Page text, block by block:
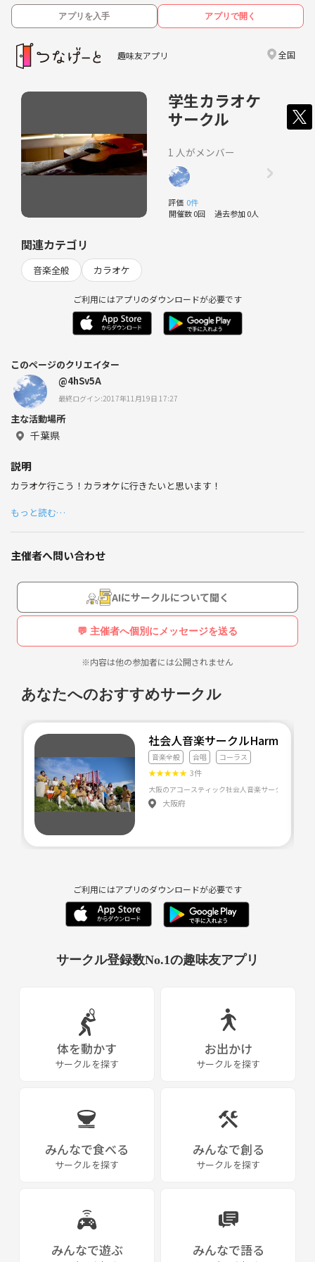
アプリを入手 アプリで開く
趣味友アプリ 全国
学生カラオケ
サークル
1 人がメンバー
評価 0件
開催数 0回 過去参加 0人
関連カテゴリ
音楽全般 カラオケ
ご利用にはアプリのダウンロードが必要です
このページのクリエイター
@4hSv5A
最終ログイン:2017年11月19日 17:27
主な活動場所
千葉県
説明
カラオケ行こう！カラオケに行きたいと思います！
もっと読む…
主催者へ問い合わせ
AIにサークルについて聞く
💬 主催者へ個別にメッセージを送る
※内容は他の参加者には公開されません
あなたへのおすすめサークル
社会人音楽サークルHarmonity
音楽全般 合唱 コーラス
★★★★★ 3件
大阪府
ご利用にはアプリのダウンロードが必要です
サークル登録数No.1の趣味友アプリ
体を動かす
サークルを探す
お出かけ
サークルを探す
みんなで食べる
サークルを探す
みんなで創る
サークルを探す
みんなで遊ぶ みんなで語る